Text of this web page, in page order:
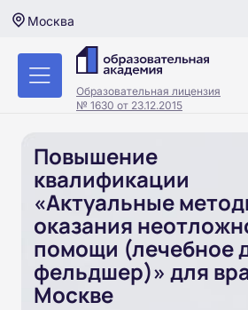
Москва
Образовательная лицензия
№ 1630 от 23.12.2015
Повышение
квалификации
«Актуальные
оказания
помощи (лечебное
фельдшер)» для
Москве